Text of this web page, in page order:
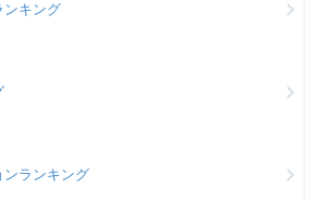
ンキング
ンランキング